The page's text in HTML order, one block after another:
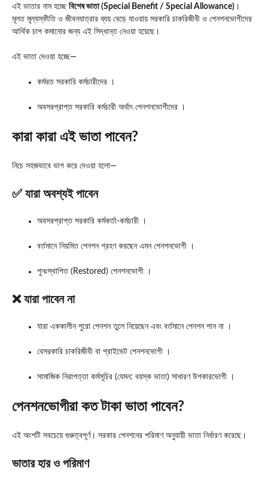
এই ভাতার নাম হচ্ছে বিশেষ ভাতা (Special Benefit / Special Allowance) ।
মূলত মূল্যস্ফীতি ও জীবনযাত্রার ব্যয় বেড়ে যাওয়ায় সরকারি চাকরিজীবী ও পেনশনভোগীদের
আর্থিক চাপ কমানোর জন্য এই সিদ্ধান্ত নেওয়া হয়েছে।
এই ভাতা দেওয়া হচ্ছে—
কর্মরত সরকারি কর্মচারীদের ।
অবসরপ্রাপ্ত সরকারি কর্মচারী অর্থাৎ পেনশনভোগীদের ।
কারা কারা এই ভাতা পাবেন?
নিচে সহজভাবে ভাগ করে দেওয়া হলো—
✅ যারা অবশ্যই পাবেন
অবসরপ্রাপ্ত সরকারি কর্মকর্তা-কর্মচারী ।
বর্তমানে নিয়মিত পেনশন গ্রহণ করছেন এমন পেনশনভোগী ।
পুনঃস্থাপিত (Restored) পেনশনভোগী ।
❌ যারা পাবেন না
যারা এককালীন পুরো পেনশন তুলে নিয়েছেন এবং বর্তমানে পেনশন পান না ।
বেসরকারি চাকরিজীবী বা প্রাইভেট পেনশনভোগী ।
সামাজিক নিরাপত্তা কর্মসূচির (যেমন: বয়স্ক ভাতা) সাধারণ উপকারভোগী ।
পেনশনভোগীরা কত টাকা ভাতা পাবেন?
এই অংশটি সবচেয়ে গুরুত্বপূর্ণ। সরকার পেনশনের পরিমাণ অনুযায়ী ভাতা নির্ধারণ করেছে।
ভাতার হার ও পরিমাণ